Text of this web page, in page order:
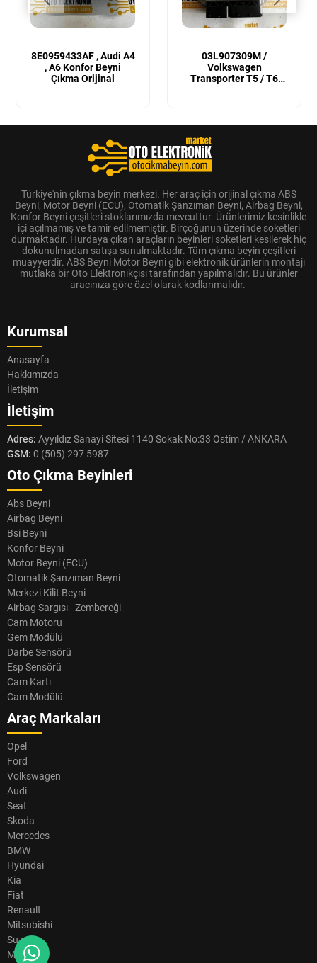
8E0959433AF , Audi A4
, A6 Konfor Beyni
Çıkma Orijinal
03L907309M /
Volkswagen
Transporter T5 / T6
Türkiye'nin çıkma beyin merkezi. Her araç için orijinal çıkma ABS
Beyni, Motor Beyni (ECU), Otomatik Şanzıman Beyni, Airbag Beyni,
Konfor Beyni çeşitleri stoklarımızda mevcuttur. Ürünlerimiz kesinlikle
içi açılmamış ve tamir edilmemiştir. Birçoğunun üzerinde soketleri
durmaktadır. Hurdaya çıkan araçların beyinleri soketleri kesilerek hiç
dokunulmadan satışa sunulmaktadır. Tüm çıkma beyin çeşitleri
muayyerdir. ABS Beyni Motor Beyni gibi elektronik ürünlerin montajı
mutlaka bir Oto Elektronikçisi tarafından yapılmalıdır. Bu ürünler
aracınıza göre özel olarak kodlanmalıdır.
Kurumsal
Anasayfa
Hakkımızda
İletişim
İletişim
Adres: Ayyıldız Sanayi Sitesi 1140 Sokak No:33 Ostim / ANKARA
GSM: 0 (505) 297 5987
Oto Çıkma Beyinleri
Abs Beyni
Airbag Beyni
Bsi Beyni
Konfor Beyni
Motor Beyni (ECU)
Otomatik Şanzıman Beyni
Merkezi Kilit Beyni
Airbag Sargısı - Zembereği
Cam Motoru
Gem Modülü
Darbe Sensörü
Esp Sensörü
Cam Kartı
Cam Modülü
Araç Markaları
Opel
Ford
Volkswagen
Audi
Seat
Skoda
Mercedes
BMW
Hyundai
Kia
Fiat
Renault
Mitsubishi
Suzuki
Mazda